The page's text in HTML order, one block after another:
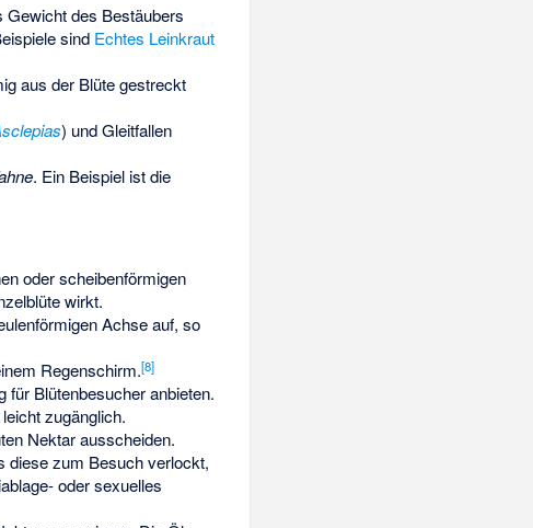
des Bestäubers
sind Echtes Leinkraut
aus der Blüte gestreckt
) und Gleitfallen
. Ein Beispiel ist die
oder scheibenförmigen
wirkt.
Achse auf, so
Regenschirm.[8]
für Blütenbesucher anbieten.
zugänglich.
Nektar ausscheiden.
diese zum Besuch verlockt,
oder sexuelles